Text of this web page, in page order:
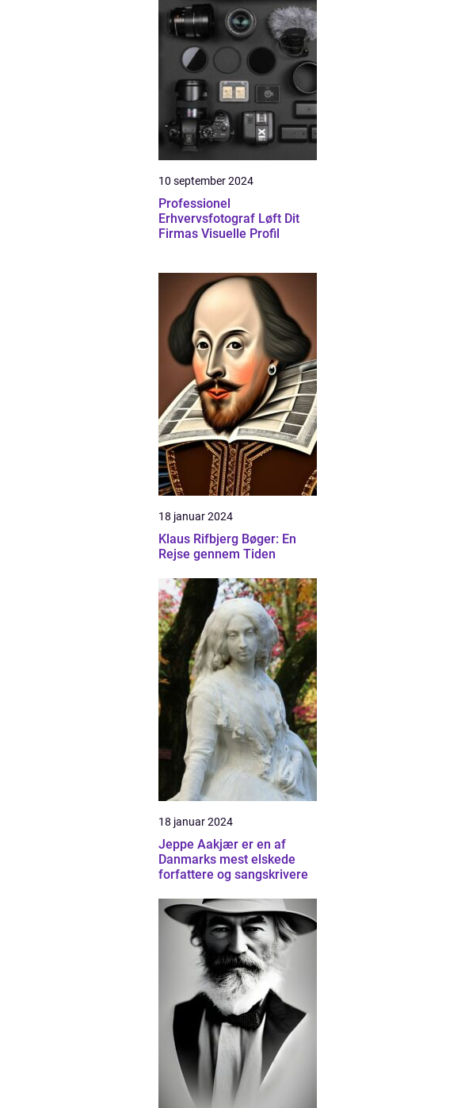
10 september 2024
Professionel
Erhvervsfotograf Løft Dit
Firmas Visuelle Profil
18 januar 2024
Klaus Rifbjerg Bøger: En
Rejse gennem Tiden
18 januar 2024
Jeppe Aakjær er en af
Danmarks mest elskede
forfattere og sangskrivere